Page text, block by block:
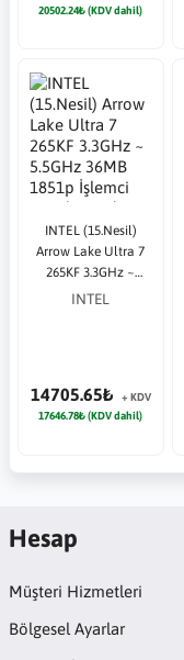
20502.24₺ (KDV dahil)
INTEL (15.Nesil)
Arrow Lake Ultra 7
265KF 3.3GHz ~
5.5GHz 36MB 1851p
INTEL
14705.65₺
+ KDV
17646.78₺ (KDV dahil)
Hesap
Müşteri Hizmetleri
Bölgesel Ayarlar